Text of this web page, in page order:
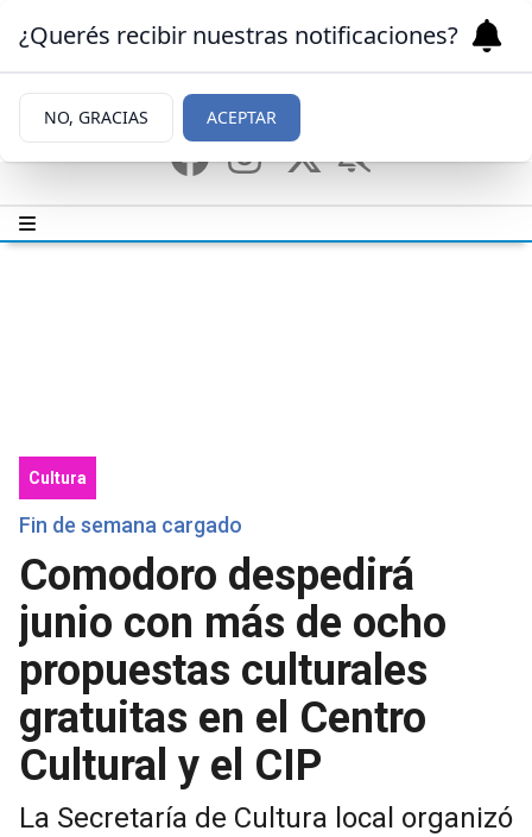
Cultura
Fin de semana cargado
Comodoro despedirá
junio con más de ocho
propuestas culturales
gratuitas en el Centro
Cultural y el CIP
La Secretaría de Cultura local organizó
¿Querés recibir nuestras notificaciones?
NO, GRACIAS ACEPTAR